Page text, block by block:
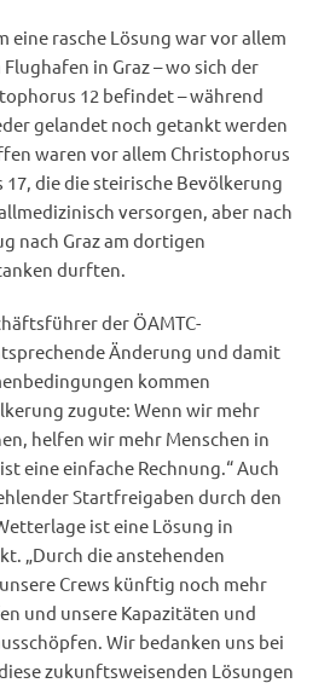
eine rasche Lösung war vor allem
Flughafen in Graz – wo sich der
12 befindet – während
gelandet noch getankt werden
waren vor allem Christophorus
die die steirische Bevölkerung
versorgen, aber nach
nach Graz am dortigen
durften.
der ÖAMTC-
Änderung und damit
kommen
zugute: Wenn wir mehr
helfen wir mehr Menschen in
eine einfache Rechnung.“ Auch
Startfreigaben durch den
ist eine Lösung in
„Durch die anstehenden
Crews künftig noch mehr
und unsere Kapazitäten und
Wir bedanken uns bei
zukunftsweisenden Lösungen